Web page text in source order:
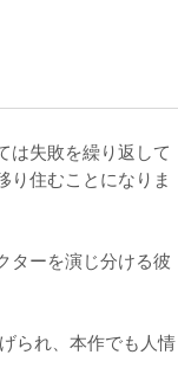
は失敗を繰り返して
り住むことになりま
ターを演じ分ける彼
られ、本作でも人情